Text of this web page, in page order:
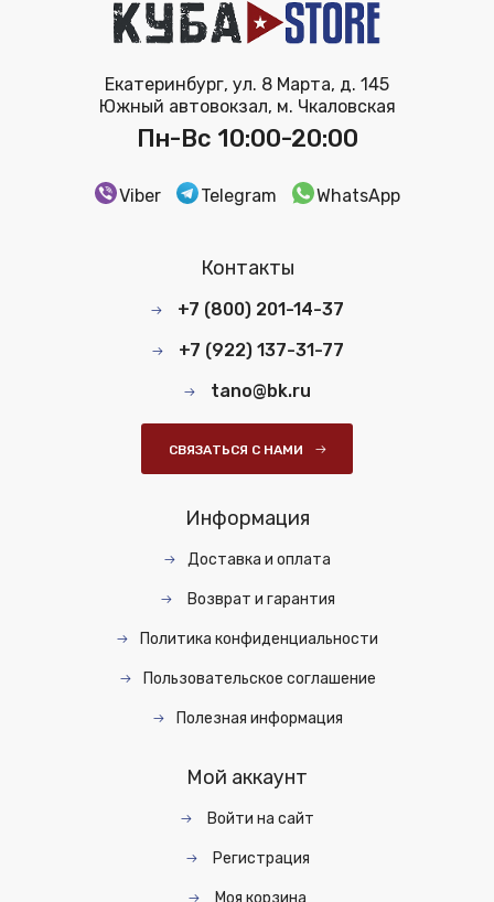
Екатеринбург, ул. 8 Марта, д. 145
Южный автовокзал, м. Чкаловская
Пн-Вс 10:00-20:00
Viber Telegram WhatsApp
Контакты
+7 (800) 201-14-37
+7 (922) 137-31-77
tano@bk.ru
СВЯЗАТЬСЯ С НАМИ
Информация
Доставка и оплата
Возврат и гарантия
Политика конфиденциальности
Пользовательское соглашение
Полезная информация
Мой аккаунт
Войти на сайт
Регистрация
Моя корзина